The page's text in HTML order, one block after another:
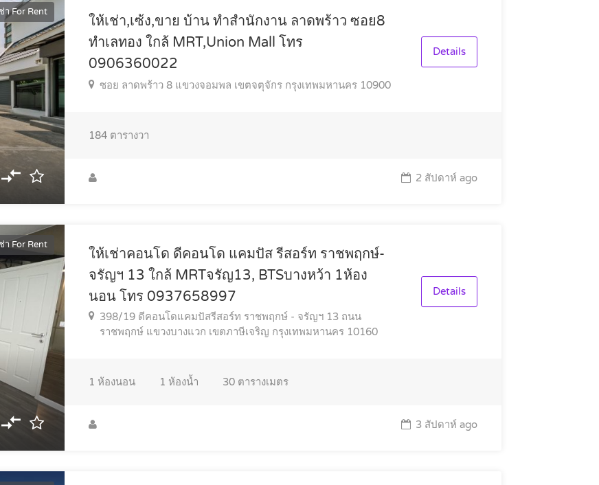
า For Rent
ให้เช่า,เซ้ง,ขาย บ้าน ทำสำนักงาน ลาดพร้าว ซอย8
ทำเลทอง ใกล้ MRT,Union Mall โทร
0906360022
ซอย ลาดพร้าว 8 แขวงจอมพล เขตจตุจักร กรุงเทพมหานคร 10900
Details
184 ตารางวา
2 สัปดาห์ ago
า For Rent
ให้เช่าคอนโด ดีคอนโด แคมปัส รีสอร์ท ราชพฤกษ์-
จรัญฯ 13 ใกล้ MRTจรัญ13, BTSบางหว้า 1ห้อง
นอน โทร 0937658997
398/19 ดีคอนโดแคมปัสรีสอร์ท ราชพฤกษ์ - จรัญฯ 13 ถนน
ราชพฤกษ์ แขวงบางแวก เขตภาษีเจริญ กรุงเทพมหานคร 10160
Details
1 ห้องนอน 1 ห้องน้ำ 30 ตารางเมตร
3 สัปดาห์ ago